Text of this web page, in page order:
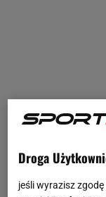
Droga
jeśli wyrazisz